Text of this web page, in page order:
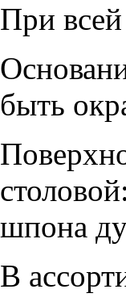
При
быть
шпона
В